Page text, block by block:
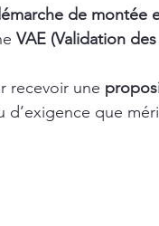
de montée
VAE (Validation
recevoir une
d’exigence que